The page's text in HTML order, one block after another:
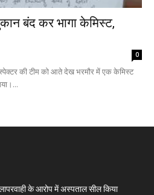
बंद कर भागा केमिस्ट,
0
की टीम को आते देख भरमौर में एक केमिस्ट
के आरोप में अस्पताल सील किया